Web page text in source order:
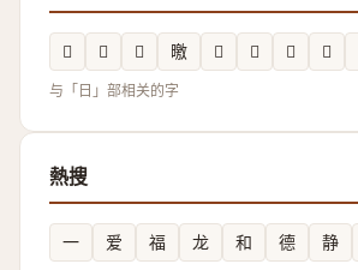
𣇠 𭧂 𰖲 曒 𣅛 𰖊 𱢃 𭨎
与「日」部相关的字
熱搜
一 爱 福 龙 和 德 静